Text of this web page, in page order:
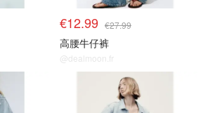
€12.99 €27.99
高腰牛仔裤
@dealmoon.fr